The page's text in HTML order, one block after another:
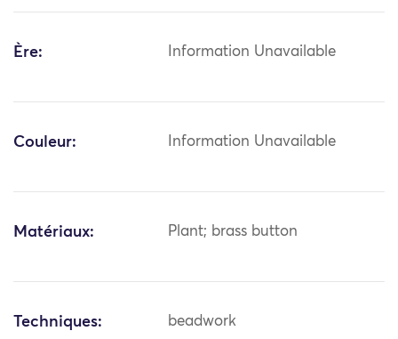
Ère: Information Unavailable
Couleur: Information Unavailable
Matériaux: Plant; brass button
Techniques: beadwork